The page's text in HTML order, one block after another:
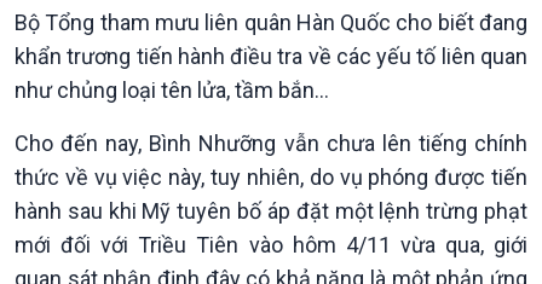
Tuyên chiến với gian lận
thương mại
đảo
Tìm hiểu biển, đảo Việt
Xã hội
Khoa học & Công nghệ
Bộ Tổng tham mưu liên quân Hàn Quốc cho biết đang
khẩn trương tiến hành điều tra về các yếu tố liên quan
như chủng loại tên lửa, tầm bắn...
Cho đến nay, Bình Nhưỡng vẫn chưa lên tiếng chính
thức về vụ việc này, tuy nhiên, do vụ phóng được tiến
hành sau khi Mỹ tuyên bố áp đặt một lệnh trừng phạt
mới đối với Triều Tiên vào hôm 4/11 vừa qua, giới
quan sát nhận định đây có khả năng là một phản ứng